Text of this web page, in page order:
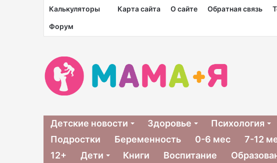
Калькуляторы Карта сайта О сайте Обратная связь
Форум
Детские новости Здоровье Психология
Подростки
Беременность 0-6 мес 7-12
12+
Дети Книги Воспитание